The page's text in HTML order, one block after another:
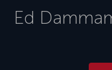
Ed